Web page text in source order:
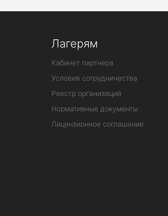
Лагерям
Кабинет партнера
Условия сотрудничества
Реестр организаций
Нормативные документы
Лицензионное соглашение